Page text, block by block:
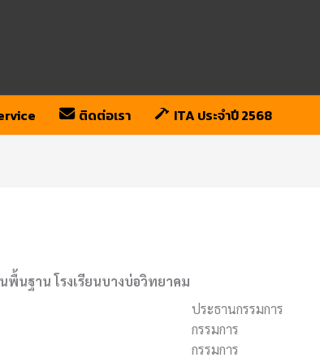
ติดต่อเรา ITA ประจำปี 2568
นฐาน โรงเรียนบางบ่อวิทยาคม
ประธานกรรมการ
กรรมการ
กรรมการ